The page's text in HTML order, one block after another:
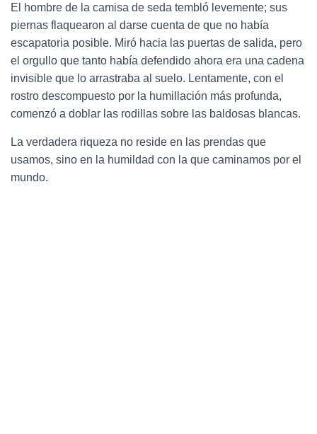
El hombre de la camisa de seda tembló levemente; sus
piernas flaquearon al darse cuenta de que no había
escapatoria posible. Miró hacia las puertas de salida, pero
el orgullo que tanto había defendido ahora era una cadena
invisible que lo arrastraba al suelo. Lentamente, con el
rostro descompuesto por la humillación más profunda,
comenzó a doblar las rodillas sobre las baldosas blancas.
La verdadera riqueza no reside en las prendas que
usamos, sino en la humildad con la que caminamos por el
mundo.